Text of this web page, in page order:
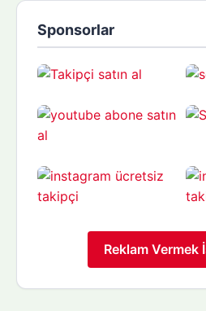
Sponsorlar
Reklam Vermek